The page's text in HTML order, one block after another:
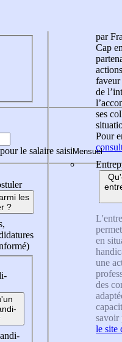
le salaire saisi
les
?
par
Cap
faveur
de
ses
Pour
en
une
des
savoir
le site